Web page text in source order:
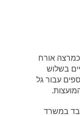
כמרצה אורח
בשלוש
עבור גל
עבד במשרד